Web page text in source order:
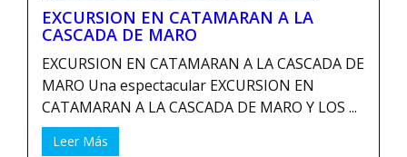
EXCURSION EN CATAMARAN A LA
CASCADA DE MARO
EXCURSION EN CATAMARAN A LA CASCADA DE
MARO Una espectacular EXCURSION EN
CATAMARAN A LA CASCADA DE MARO Y LOS ...
Leer Más